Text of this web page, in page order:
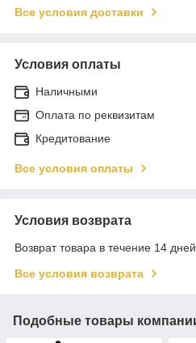
Все условия доставки
Условия оплаты
Наличными
Оплата по реквизитам
Кредитование
Все условия оплаты
Условия возврата
Возврат товара в течение 14
Все условия возврата
Подобные товары